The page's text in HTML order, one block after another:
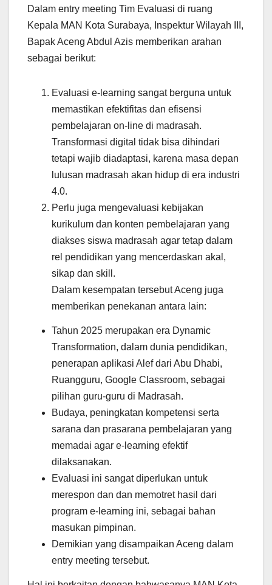
Dalam entry meeting Tim Evaluasi di ruang
Kepala MAN Kota Surabaya, Inspektur Wilayah III,
Bapak Aceng Abdul Azis memberikan arahan
sebagai berikut:
Evaluasi e-learning sangat berguna untuk
memastikan efektifitas dan efisensi
pembelajaran on-line di madrasah.
Transformasi digital tidak bisa dihindari
tetapi wajib diadaptasi, karena masa depan
lulusan madrasah akan hidup di era industri
4.0.
Perlu juga mengevaluasi kebijakan
kurikulum dan konten pembelajaran yang
diakses siswa madrasah agar tetap dalam
rel pendidikan yang mencerdaskan akal,
sikap dan skill.
Dalam kesempatan tersebut Aceng juga
memberikan penekanan antara lain:
Tahun 2025 merupakan era Dynamic
Transformation, dalam dunia pendidikan,
penerapan aplikasi Alef dari Abu Dhabi,
Ruangguru, Google Classroom, sebagai
pilihan guru-guru di Madrasah.
Budaya, peningkatan kompetensi serta
sarana dan prasarana pembelajaran yang
memadai agar e-learning efektif
dilaksanakan.
Evaluasi ini sangat diperlukan untuk
merespon dan dan memotret hasil dari
program e-learning ini, sebagai bahan
masukan pimpinan.
Demikian yang disampaikan Aceng dalam
entry meeting tersebut.